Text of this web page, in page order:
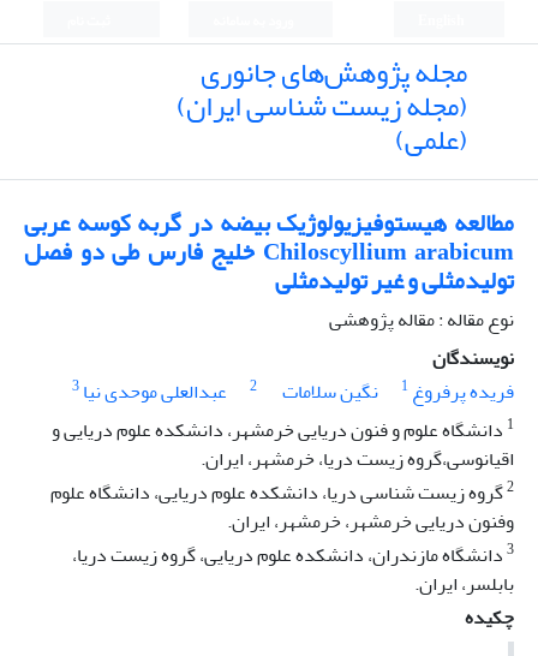
مجله پژوهش‌های جانوری
(مجله زیست شناسی ایران)
(علمی)
مطالعه هیستوفیزیولوژیک بیضه در گربه کوسه عربی
Chiloscyllium arabicum خلیج فارس طی دو فصل
تولیدمثلی و غیر تولیدمثلی
نوع مقاله : مقاله پژوهشی
نویسندگان
فریده پرفروغ 1 نگین سلامات 2 عبدالعلی موحدی نیا3
1 دانشگاه علوم و فنون دریایی خرمشهر، دانشکده علوم دریایی و
اقیانوسی،گروه زیست دریا، خرمشهر، ایران.
2گروه زیست شناسی دریا، دانشکده علوم دریایی، دانشگاه علوم
وفنون دریایی خرمشهر، خرمشهر، ایران.
3دانشگاه مازندران، دانشکده علوم دریایی، گروه زیست دریا،
بابلسر، ایران.
چکیده